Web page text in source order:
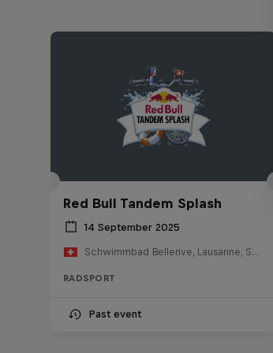
Red Bull Tandem Splash
14 September 2025
Schwimmbad Bellerive, Lausanne, Schweiz
RADSPORT
Past event